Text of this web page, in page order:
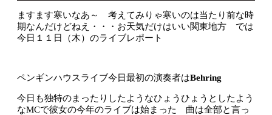
ますます寒いなあ～ 考えてみりゃ寒いのは当たり前な時
期なんだけどねえ・・・お天気だけはいい関東地方 では
今日１１日（木）のライブレポート
ペンギンハウスライブ今日最初の演奏者はBehring
今日も独特のまったりしたようなひょうひょうとしたよう
なMCで彼女の今年のライブは始まった 曲は全部と言っ